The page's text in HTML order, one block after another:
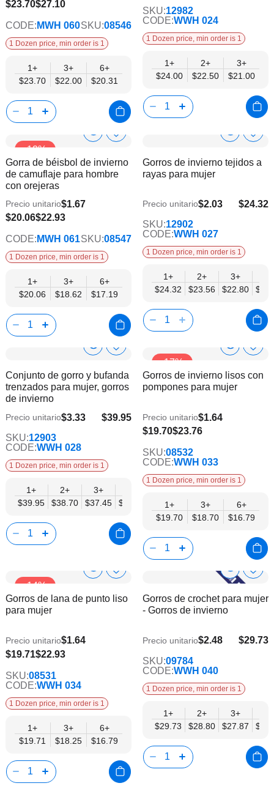
$23.70$27.10
$20.31
CODE: MWH 060SKU:08546
1 Dozen price, min order is 1
1+
$23.70
3+
$22.00
6+
$20.31
CODE:WWH 024
SKU:12982
1 Dozen price, min order is 1
1+
$24.00
2+
$22.50
3+
$21.00
-12%
Show
Info
Añadir
la
lista
deseos
Gorra de béisbol de invierno
de camuflaje para hombre
con orejeras
$20.06$22.93
$17.19
Precio unitario$1.67
CODE: MWH 061SKU:08547
1 Dozen price, min order is 1
1+
$20.06
3+
$18.62
6+
$17.19
Show
Info la
Gorros de invierno tejidos a
rayas para mujer
$24.32
$19.76
Precio unitario$2.03
CODE:WWH 027
SKU:12902
1 Dozen price, min order is 1
1+
$24.32
2+
$23.56
3+
$22.80
Show
Info
Añadir
la
lista
deseos
Conjunto de gorro y bufanda
trenzados para mujer, gorros
de invierno
$39.95
$32.46
Precio unitario$3.33
CODE:WWH 028
SKU:12903
1 Dozen price, min order is 1
1+
$39.95
2+
$38.70
3+
$37.45
$36.21
$34.96
$33.71
$32.46
-17%
Show
Info la
Gorros de invierno lisos con
pompones para mujer
$19.70$23.76
$16.79
Precio unitario$1.64
CODE:WWH 033
SKU:08532
1 Dozen price, min order is 1
1+
$19.70
3+
$18.70
6+
$16.79
-14%
Show
Info
Añadir
la
deseos
Gorros de lana de punto liso
para mujer
$19.71$22.93
$16.79
Precio unitario$1.64
CODE:WWH 034
SKU:08531
1 Dozen price, min order is 1
1+
$19.71
3+
$18.25
6+
$16.79
Show
Info la
Gorros de crochet para mujer
- Gorros de invierno
$29.73
$24.15
Precio unitario$2.48
CODE:WWH 040
SKU:09784
1 Dozen price, min order is 1
1+
$29.73
2+
$28.80
3+
$27.87